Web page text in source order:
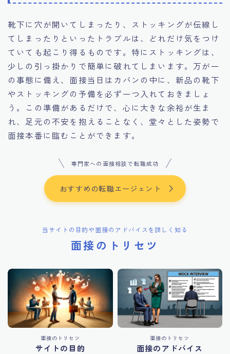
靴下に穴が開いてしまったり、ストッキングが伝線し
てしまったりといったトラブルは、どれだけ気をつけ
ていても起こり得るものです。特にストッキングは、
少しの引っ掛かりで簡単に破れてしまいます。万が一
の事態に備え、面接当日はカバンの中に、新品の靴下
やストッキングの予備を必ず一つ入れておきましょ
う。この準備があるだけで、心に大きな余裕が生ま
れ、足元の不安を抱えることなく、堂々とした姿勢で
面接本番に臨むことができます。
専門家への面接相談で転職成功
おすすめの転職エージェント
当サイトの目的や面接のアドバイスを詳しく知る
面接のトリセツ
面接のトリセツ
サイトの目的
面接のトリセツ
面接のアドバイス